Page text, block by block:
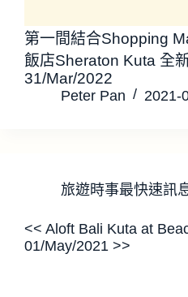
第一間結合Shopping
飯店Sheraton Kuta 全
31/Mar/2022
Peter Pan 2021-
旅遊時事最快速訊
<< Aloft Bali Kuta at
01/May/2021 >>